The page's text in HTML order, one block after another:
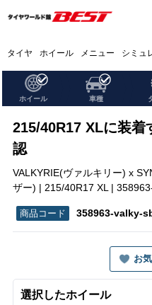
タイヤ ホイール メニュー シミュ
ホイール 車種
215/40R17 XLに装着
認
VALKYRIE(ヴァルキリー) x
ザー) | 215/40R17 XL |
358963-valky-
お
選択したホイール